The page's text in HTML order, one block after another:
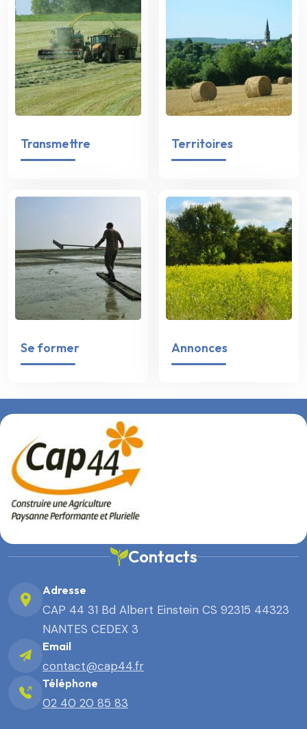
Transmettre Territoires
Se former Annonces
Contacts
Adresse
CAP 44 31 Bd Albert Einstein CS 92315 44323
NANTES CEDEX 3
Email
contact@cap44.fr
Téléphone
02 40 20 85 83